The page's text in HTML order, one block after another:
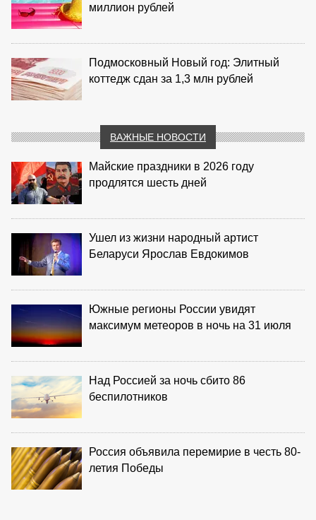
миллион рублей
Подмосковный Новый год: Элитный
коттедж сдан за 1,3 млн рублей
ВАЖНЫЕ НОВОСТИ
Майские праздники в 2026 году
продлятся шесть дней
Ушел из жизни народный артист
Беларуси Ярослав Евдокимов
Южные регионы России увидят
максимум метеоров в ночь на 31 июля
Над Россией за ночь сбито 86
беспилотников
Россия объявила перемирие в честь 80-
летия Победы